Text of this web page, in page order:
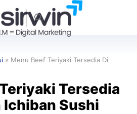
» Menu Beef Teriyaki Tersedia Di
Tersedia
Ichiban Sushi